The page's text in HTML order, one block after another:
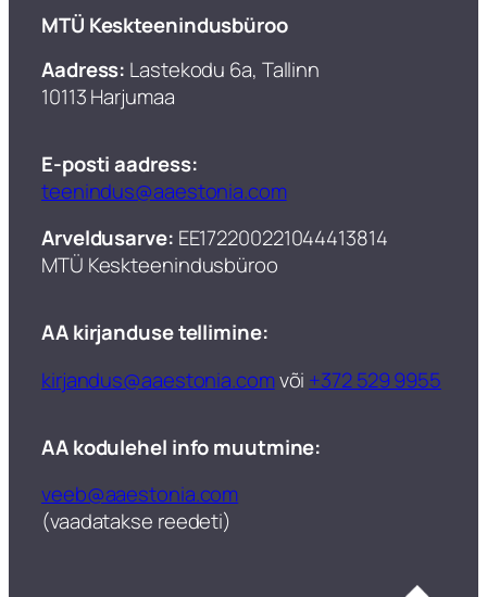
​MTÜ Keskteenindusbüroo
Aadress: Lastekodu 6a, Tallinn
10113 Harjumaa
E-posti aadress:
teenindus@aaestonia.com
Arveldusarve: EE172200221044413814
MTÜ Keskteenindusbüroo​
AA kirjanduse tellimine:
kirjandus@aaestonia.comvõi +372 529 9955
AA kodulehel info muutmine:
veeb@aaestonia.com
(vaadatakse reedeti)